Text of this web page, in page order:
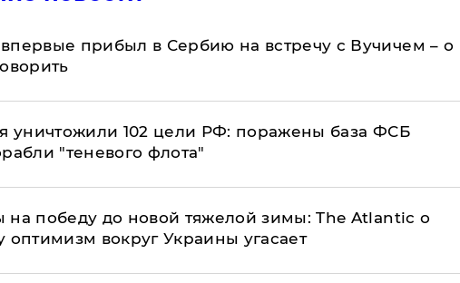
прибыл в Сербию на встречу с Вучичем – о
уничтожили 102 цели РФ: поражены база ФСБ
"теневого флота"
на победу до новой тяжелой зимы: The Atlantic о
оптимизм вокруг Украины угасает